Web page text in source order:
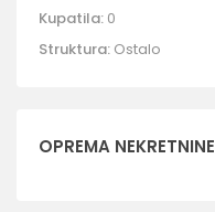
Kupatila: 0
Struktura: Ostalo
OPREMA NEKRETNINE